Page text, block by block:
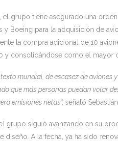
el grupo tiene asegurado una
y Boeing para la adquisición de
la compra adicional de 10
y consolidándose como el mayor
mundial, de escasez de aviones
que más personas puedan volar
emisiones netas”, señaló
grupo siguió avanzando en su
diseño. A la fecha, ya ha sido